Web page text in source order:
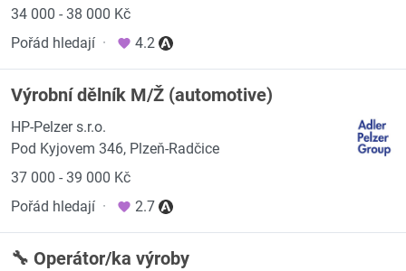
34 000 - 38 000 Kč
Pořád hledají · 4.2
Výrobní dělník M/Ž (automotive)
HP-Pelzer s.r.o.
Pod Kyjovem 346, Plzeň-Radčice
37 000 - 39 000 Kč
Pořád hledají · 2.7
🔧 Operátor/ka výroby